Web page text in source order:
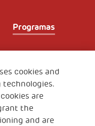
Programas
España
cookies and
are
the
and are